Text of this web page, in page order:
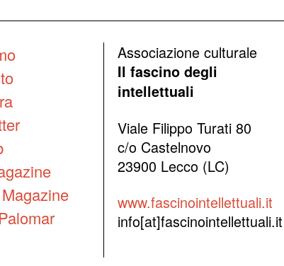
Associazione culturale
Il fascino degli
intellettuali
Viale Filippo Turati 80
c/o Castelnovo
23900 Lecco (LC)
www.fascinointellettuali.it
info[at]fascinointellettuali.it